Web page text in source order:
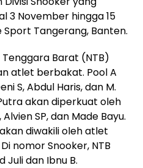
3 November hingga 15
Tangerang, Banten.
Barat (NTB)
atlet berbakat. Pool A
S, Abdul Haris, dan M.
akan diperkuat oleh
SP, dan Made Bayu.
diwakili oleh atlet
nomor Snooker, NTB
Juli dan Ibnu B.